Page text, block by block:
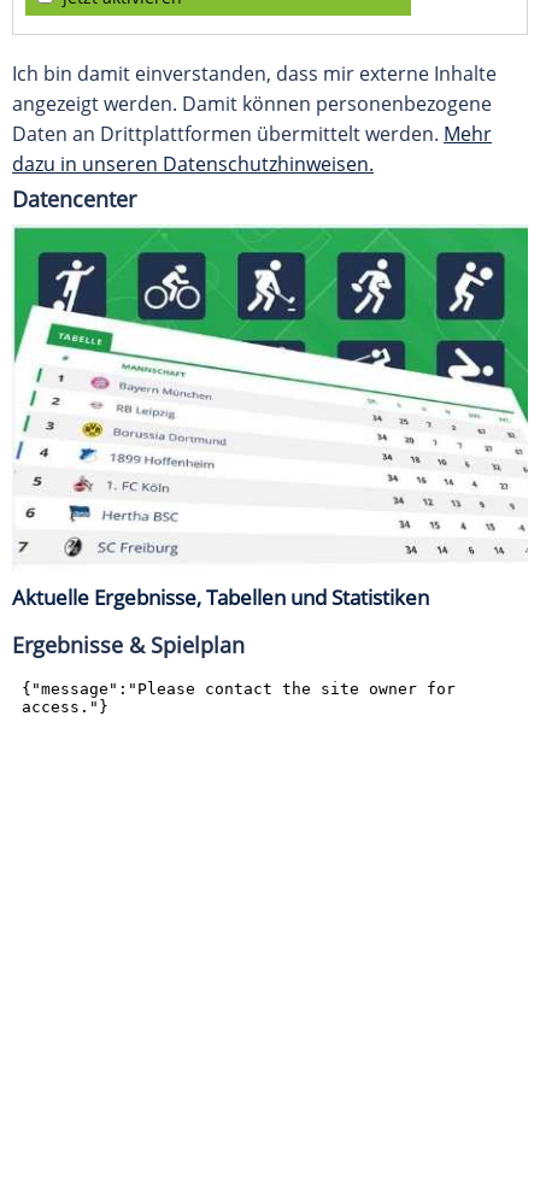
Ich bin damit einverstanden, dass mir externe Inhalte
angezeigt werden. Damit können personenbezogene
Daten an Drittplattformen übermittelt werden. Mehr
dazu in unseren Datenschutzhinweisen.
Datencenter
Aktuelle Ergebnisse, Tabellen und Statistiken
Ergebnisse & Spielplan